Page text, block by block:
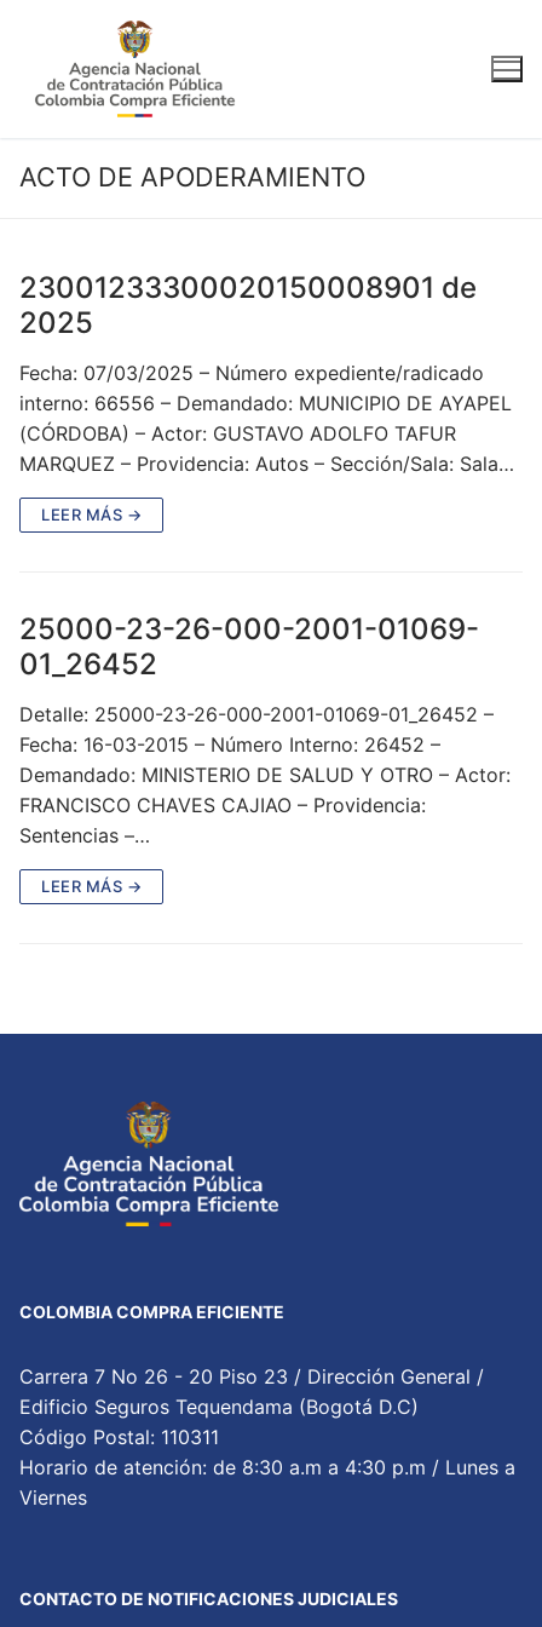
contenido
ACTO DE APODERAMIENTO
23001233300020150008901 de
2025
Fecha: 07/03/2025 – Número expediente/radicado
interno: 66556 – Demandado: MUNICIPIO DE AYAPEL
(CÓRDOBA) – Actor: GUSTAVO ADOLFO TAFUR
MARQUEZ – Providencia: Autos – Sección/Sala: Sala…
LEER MÁS →
25000-23-26-000-2001-01069-
01_26452
Detalle: 25000-23-26-000-2001-01069-01_26452 –
Fecha: 16-03-2015 – Número Interno: 26452 –
Demandado: MINISTERIO DE SALUD Y OTRO – Actor:
FRANCISCO CHAVES CAJIAO – Providencia:
Sentencias –…
LEER MÁS →
COLOMBIA COMPRA EFICIENTE
Carrera 7 No 26 - 20 Piso 23 / Dirección General /
Edificio Seguros Tequendama (Bogotá D.C)
Código Postal: 110311
Horario de atención: de 8:30 a.m a 4:30 p.m / Lunes a
Viernes
CONTACTO DE NOTIFICACIONES JUDICIALES